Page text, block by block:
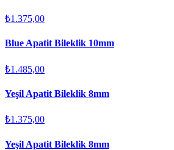
₺1.375,00
Blue Apatit Bileklik 10mm
₺1.485,00
Yeşil Apatit Bileklik 8mm
₺1.375,00
Yeşil Apatit Bileklik 8mm